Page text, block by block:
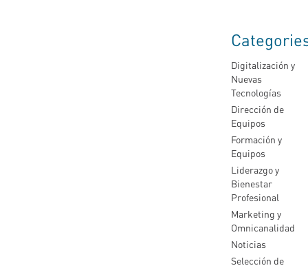
Digitalización y
Nuevas
Tecnologías
Dirección de
Equipos
Formación y
Equipos
Liderazgo y
Bienestar
Profesional
Marketing y
Omnicanalidad
Noticias
Selección de